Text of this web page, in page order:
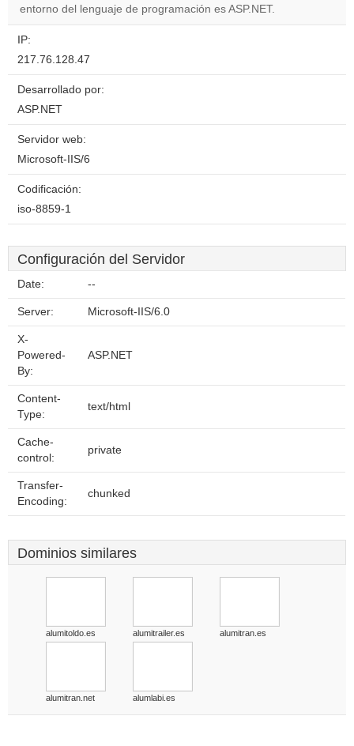
website?
entorno del lenguaje de programación es ASP.NET.
IP:
217.76.128.47
Desarrollado por:
ASP.NET
Servidor web:
Microsoft-IIS/6
Codificación:
iso-8859-1
Configuración del Servidor
Date: --
Server: Microsoft-IIS/6.0
X-
Powered-
By:
ASP.NET
Content-
Type:
text/html
Cache-
control:
private
Transfer-
Encoding:
chunked
Dominios similares
alumitoldo.es alumitrailer.es alumitran.es
alumitran.net alumlabi.es